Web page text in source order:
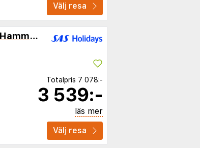
Välj resa
ibis London Shepherds Bush - Hammersmith
Totalpris 7 078:-
3 539:-
läs mer
Välj resa